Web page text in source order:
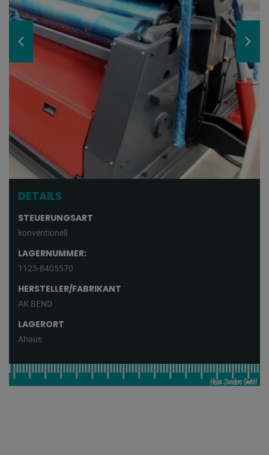
DETAILS
STEUERUNGSART
konventionell
LAGERNUMMER:
1125-8405570
HERSTELLER/FABRIKANT
AK BEND
LAGERORT
Ahaus